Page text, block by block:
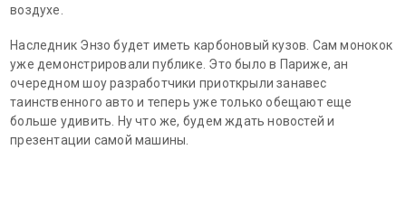
воздухе.
Наследник Энзо будет иметь карбоновый кузов. Сам монокок
уже демонстрировали публике. Это было в Париже, ан
очередном шоу разработчики приоткрыли занавес
таинственного авто и теперь уже только обещают еще
больше удивить. Ну что же, будем ждать новостей и
презентации самой машины.